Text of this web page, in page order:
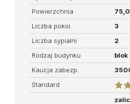
Powierzchnia
Liczba pokoi
3
Liczba sypialni
2
Rodzaj budynku
blok
Kaucja zabezp.
Standard